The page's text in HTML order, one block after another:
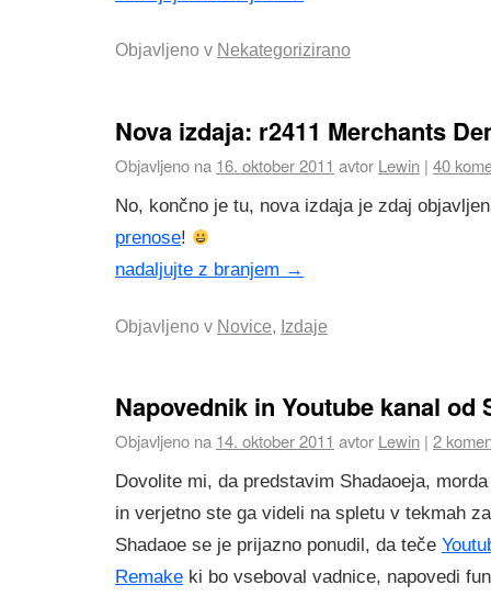
Objavljeno v Nekategorizirano
Nova izdaja: r2411 Merchants
Objavljeno na 16. oktober 2011 avtor Lewin | 40
No, končno je tu, nova izdaja je zdaj
prenose!
nadaljujte z branjem →
Objavljeno v Novice, Izdaje
Napovednik in Youtube kanal od
Objavljeno na 14. oktober 2011 avtor Lewin | 2
Dovolite mi, da predstavim Shadaoeja,
in verjetno ste ga videli na spletu v tekmah
Shadaoe se je prijazno ponudil, da teče
Remake ki bo vseboval vadnice, napovedi